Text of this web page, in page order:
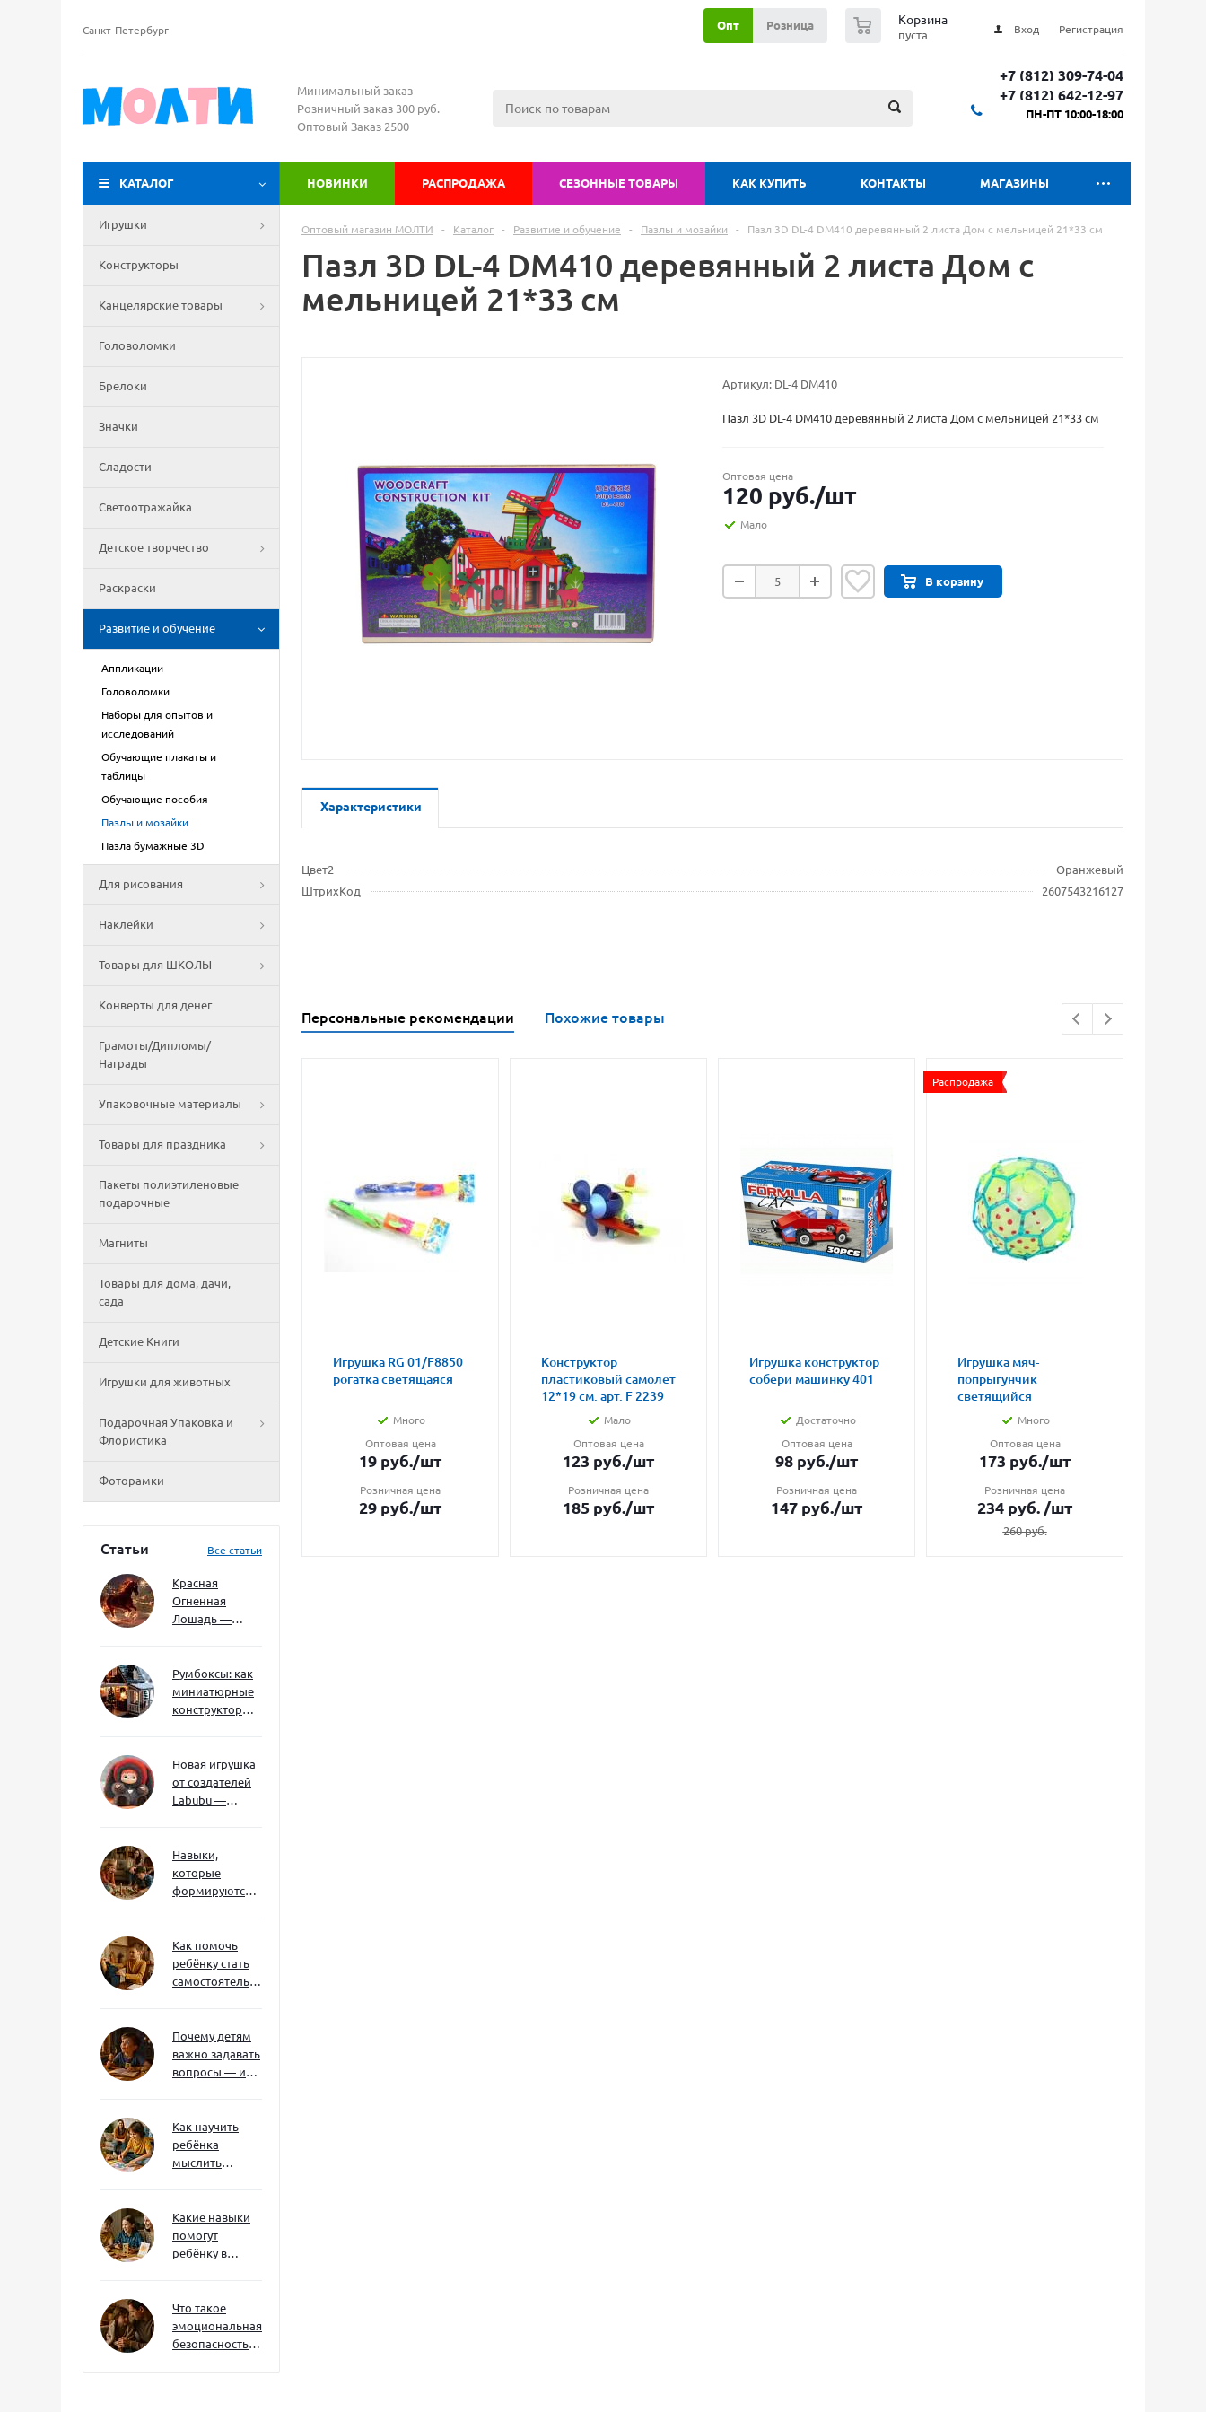
Санкт-Петербург Вход Регистрация
Корзина
пуста
Опт Розница
Минимальный заказ
Розничный заказ 300 руб.
Оптовый Заказ 2500
+7 (812) 309-74-04
+7 (812) 642-12-97
ПН-ПТ 10:00-18:00
КАТАЛОГ НОВИНКИ РАСПРОДАЖА СЕЗОННЫЕ ТОВАРЫ КАК КУПИТЬ КОНТАКТЫ МАГАЗИНЫ
Игрушки
Конструкторы
Канцелярские товары
Головоломки
Брелоки
Значки
Сладости
Светоотражайка
Детское творчество
Раскраски
Развитие и обучение
Аппликации
Головоломки
Наборы для опытов и
исследований
Обучающие плакаты и
таблицы
Обучающие пособия
Пазлы и мозайки
Пазла бумажные 3D
Для рисования
Наклейки
Товары для ШКОЛЫ
Конверты для денег
Грамоты/Дипломы/
Награды
Упаковочные материалы
Товары для праздника
Пакеты полиэтиленовые
подарочные
Магниты
Товары для дома, дачи,
сада
Детские Книги
Игрушки для животных
Подарочная Упаковка и
Флористика
Фоторамки
Статьи Все статьи
Красная
Огненная
Лошадь —
ждать и как
подготовиться
Румбоксы: как
миниатюрные
конструкторы
мышление и
внимание к
деталям
Новая игрушка
от создателей
Labubu —
Навыки,
которые
формируются
ребёнка
успешным
Как помочь
ребёнку стать
самостоятельным
Почему детям
важно задавать
вопросы — и
Как научить
ребёнка
мыслить
сложностей
Какие навыки
помогут
ребёнку в
их уже сейчас
Что такое
эмоциональная
безопасность
Оптовый магазин МОЛТИ - Каталог - Развитие и обучение - Пазлы и мозайки - Пазл 3D DL-4 DM410 деревянный 2 листа Дом с мельницей 21*33 см
Пазл 3D DL-4 DM410 деревянный 2 листа Дом с
мельницей 21*33 см
Артикул: DL-4 DM410
Пазл 3D DL-4 DM410 деревянный 2 листа Дом с мельницей 21*33 см
Оптовая цена
120 руб./шт
Мало
В корзину
Характеристики
Цвет2
Оранжевый
ШтрихКод
2607543216127
Персональные рекомендации Похожие товары
Игрушка RG 01/F8850
рогатка светящаяся
Много
Оптовая цена
19 руб./шт
Розничная цена
29 руб./шт
Конструктор
пластиковый самолет
12*19 см. арт. F 2239
Мало
Оптовая цена
123 руб./шт
Розничная цена
185 руб./шт
Игрушка конструктор
собери машинку 401
Достаточно
Оптовая цена
98 руб./шт
Розничная цена
147 руб./шт
Распродажа
Игрушка мяч-
попрыгунчик
светящийся
Много
Оптовая цена
173 руб./шт
Розничная цена
234 руб. /шт
260руб.